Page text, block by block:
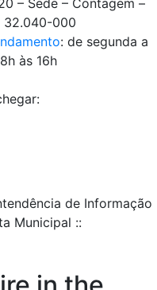
– Sede – Contagem –
32.040-000
: de segunda a
às 16h
de Informação
Municipal ::